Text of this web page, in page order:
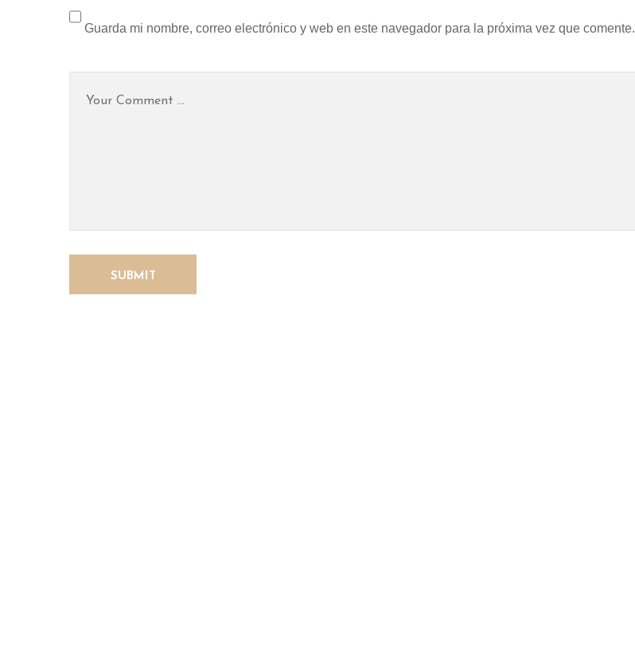
Guarda mi nombre, correo electrónico y web en este navegador para la próxima vez que comente.